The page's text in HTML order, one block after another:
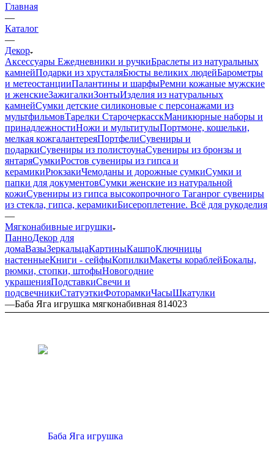
Главная
—
Каталог
—
Декор
Аксессуары Ежедневники и ручкиБраслеты из натуральных
камнейПодарки из хрусталяБюсты великих людейБарометры
и метеостанцииПалантины и шарфыРемни кожаные мужские
и женскиеЗажигалкиЗонтыИзделия из натуральных
камнейСумки детские силиконовые с персонажами из
мультфильмовТарелки СтарочеркасскМаникюрные наборы и
принадлежностиНожи и мультитулыПортмоне, кошельки,
мелкая кожгалантереяПортфелиСувениры и
подаркиСувениры из полистоунаСувениры из бронзы и
янтаряСумкиРостов сувениры из гипса и
керамикиРюкзакиЧемоданы и дорожные сумкиСумки и
папки для документовСумки женские из натуральной
кожиСувениры из гипса высокопрочного Таганрог сувениры
из стекла, гипса, керамикиБисероплетение. Всё для рукоделия
—
Мягконабивные игрушки
ПанноДекор для
домаВазыЗеркальцаКартиныКашпоКлючницы
настенныеКниги - сейфыКопилкиМакеты кораблейБокалы,
рюмки, стопки, штофыНовогодние
украшенияПодставкиСвечи и
подсвечникиСтатуэткиФоторамкиЧасыШкатулки
—Баба Яга игрушка мягконабивная 814023